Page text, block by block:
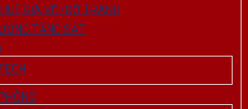
GIÁ VẼ /ĐỠ TRANH
TẦNG SẮT